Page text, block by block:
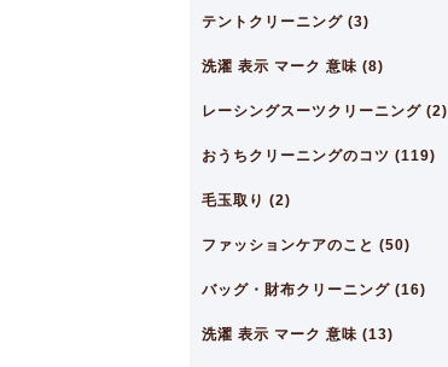
テントクリーニング (3)
洗濯 表示 マーク 意味 (8)
レーシングスーツクリーニング (2)
おうちクリーニングのコツ (119)
毛玉取り (2)
ファッションケアのこと (50)
バッグ・財布クリーニング (16)
洗濯 表示 マーク 意味 (13)